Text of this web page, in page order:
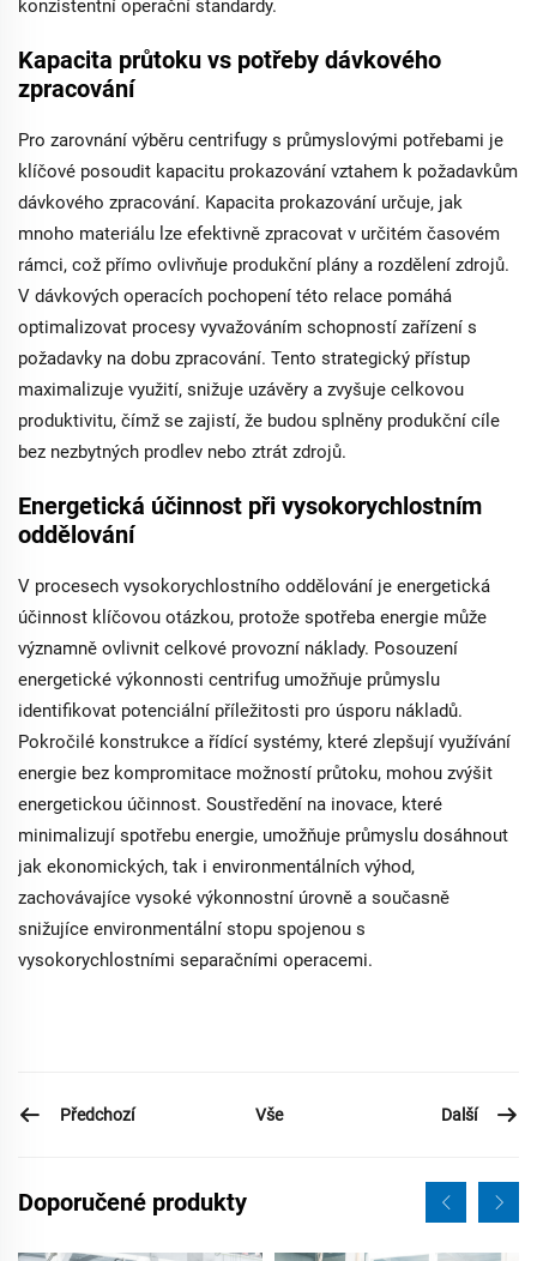
konzistentní operační standardy.
Kapacita průtoku vs potřeby dávkového
zpracování
Pro zarovnání výběru centrifugy s průmyslovými potřebami je
klíčové posoudit kapacitu prokazování vztahem k požadavkům
dávkového zpracování. Kapacita prokazování určuje, jak
mnoho materiálu lze efektivně zpracovat v určitém časovém
rámci, což přímo ovlivňuje produkční plány a rozdělení zdrojů.
V dávkových operacích pochopení této relace pomáhá
optimalizovat procesy vyvažováním schopností zařízení s
požadavky na dobu zpracování. Tento strategický přístup
maximalizuje využití, snižuje uzávěry a zvyšuje celkovou
produktivitu, čímž se zajistí, že budou splněny produkční cíle
bez nezbytných prodlev nebo ztrát zdrojů.
Energetická účinnost při vysokorychlostním
oddělování
V procesech vysokorychlostního oddělování je energetická
účinnost klíčovou otázkou, protože spotřeba energie může
významně ovlivnit celkové provozní náklady. Posouzení
energetické výkonnosti centrifug umožňuje průmyslu
identifikovat potenciální příležitosti pro úsporu nákladů.
Pokročilé konstrukce a řídící systémy, které zlepšují využívání
energie bez kompromitace možností průtoku, mohou zvýšit
energetickou účinnost. Soustředění na inovace, které
minimalizují spotřebu energie, umožňuje průmyslu dosáhnout
jak ekonomických, tak i environmentálních výhod,
zachovávajíce vysoké výkonnostní úrovně a současně
snižujíce environmentální stopu spojenou s
vysokorychlostními separačními operacemi.
Předchozí Vše Další
Doporučené produkty